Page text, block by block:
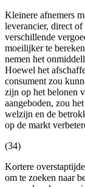
Kleinere afnemers
leverancier, direct
verschillende
moeilijker te
nemen het
Hoewel het
consument zou
zijn op het belonen
aangeboden, zou
welzijn en de
op de markt
(34)
Kortere
om te zoeken naar